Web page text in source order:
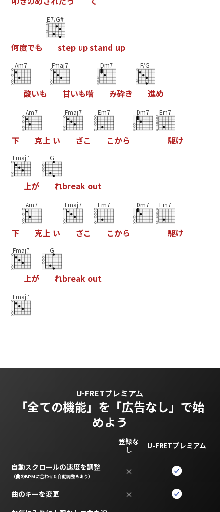
何度でも
E7/G#
step upstand up
Am7
酸いも
Fmaj7
甘いも噛
Dm7
み砕き
F/G
進め
下
Am7
克上 い
Fmaj7
ざこ
Em7
こから
Dm7 Em7
駆け
Fmaj7
上が
G
れbreak out
下
Am7
克上 い
Fmaj7
ざこ
Em7
こから
Dm7 Em7
駆け
Fmaj7
上が
G
れbreak out
Fmaj7
U-FRETプレミアム
「全ての機能」を 「広告なし」で始
めよう
登録な
し
U-FRETプレミアム
自動スクロールの速度を調整
（曲のBPMに合わせた自動調整もあり） ×
曲のキーを変更 ×